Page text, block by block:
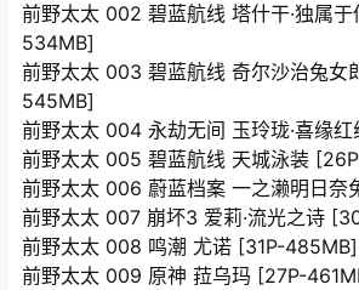
前野太太 002 碧蓝航线 塔什干·独属
534MB]
前野太太 003 碧蓝航线 奇尔沙治兔女
545MB]
前野太太 004 永劫无间 玉玲珑·喜缘
前野太太 005 碧蓝航线 天城泳装
前野太太 006 蔚蓝档案 一之濑明日奈
前野太太 007 崩坏3 爱莉·流光之诗
前野太太 008 鸣潮 尤诺 [31P-485MB]
前野太太 009 原神 菈乌玛 [27P-